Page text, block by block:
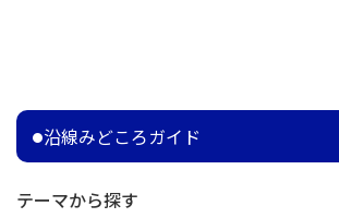
沿線みどころガイド
テーマから探す